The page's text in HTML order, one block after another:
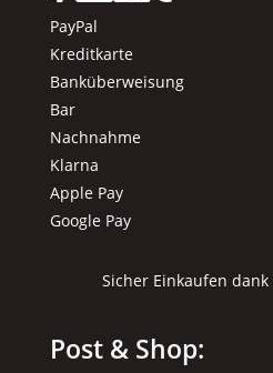
PayPal
Kreditkarte
Banküberweisung
Bar
Nachnahme
Klarna
Apple Pay
Google Pay
Sicher Einkaufen dank
Post & Shop: